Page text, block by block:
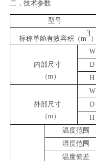
二，技术参数
型号
标称单舱有效容积（m
3
）
内部尺寸
（m）
W
D
H
外部尺寸
（m）
W
D
H
温度范围
湿度范围
温度偏差